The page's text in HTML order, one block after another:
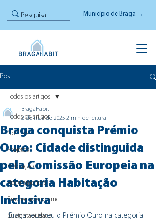
Município de Braga →
Post
Todos os artigos
Notícias
Projetos
Habitação
Regulamentos
Empreendedorismo
Sustentabilidade
Todos os artigos
Braga conquista Prémio
Ouro: Cidade distinguida
pela Comissão Europeia na
categoria Habitação
Inclusiva
BragaHabit
2 de mai. de 2025 2 min de leitura
Braga recebeu o Prémio Ouro na categoria